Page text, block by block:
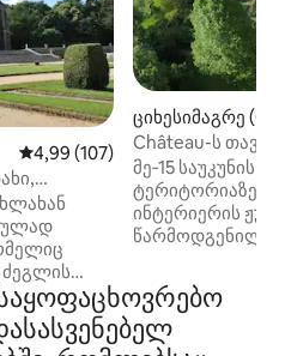
საშუალო შეფასებაა 5‑დან
4,99 (107)
და
ციხესიმაგრე
Château-ს
ბაღით
მე‑15 საუკუნის
ტერიტორიაზე,
ინტერიერის
წარმოდგენილი,
ყოფილი
ბაღებით და
10‑აკრიანი